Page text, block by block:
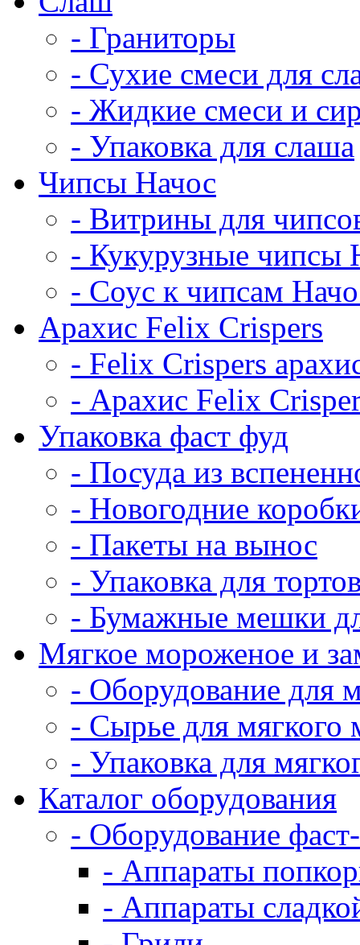
- Граниторы
- Сухие смеси для
- Жидкие смеси и
- Упаковка для слаша
Чипсы Начос
- Витрины для
- Кукурузные чипсы
- Соус к чипсам
Арахис Felix Crispers
- Felix Crispers
- Арахис Felix
Упаковка фаст фуд
- Посуда из
- Новогодние
- Пакеты на вынос
- Упаковка для
- Бумажные мешки
Мягкое мороженое и
- Оборудование для
- Сырье для мягкого
- Упаковка для
Каталог оборудования
- Оборудование
- Аппараты
- Аппараты